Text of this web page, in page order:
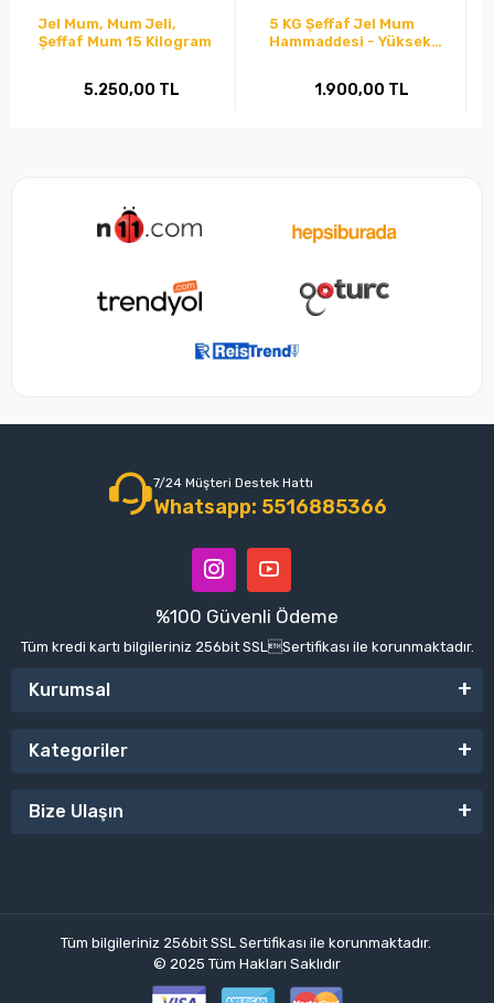
Jel Mum, Mum Jeli,
Şeffaf Mum 15 Kilogram
5.250,00 TL
5 KG Şeffaf Jel Mum
Hammaddesi - Yüksek
1.900,00 TL
7/24 Müşteri Destek Hattı
Whatsapp: 5516885366
%100 Güvenli Ödeme
Tüm kredi kartı bilgileriniz 256bit SSLSertifikası ile korunmaktadır.
Kurumsal
Kategoriler
Bize Ulaşın
Tüm bilgileriniz 256bit SSL Sertifikası ile korunmaktadır.
© 2025 Tüm Hakları Saklıdır